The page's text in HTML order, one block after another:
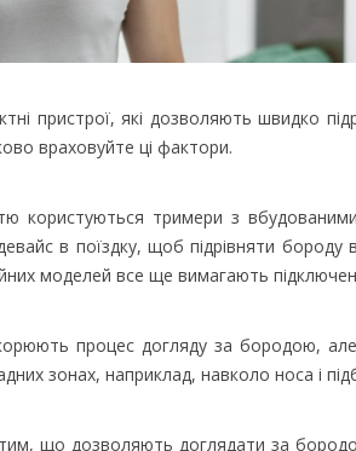
пристрої, які дозволяють швидко
враховуйте ці фактори.
користуються тримери з
в поїздку, щоб підрівняти бороду
моделей все ще вимагають
процес догляду за бородою,
зонах, наприклад, навколо носа і
що дозволяють доглядати за